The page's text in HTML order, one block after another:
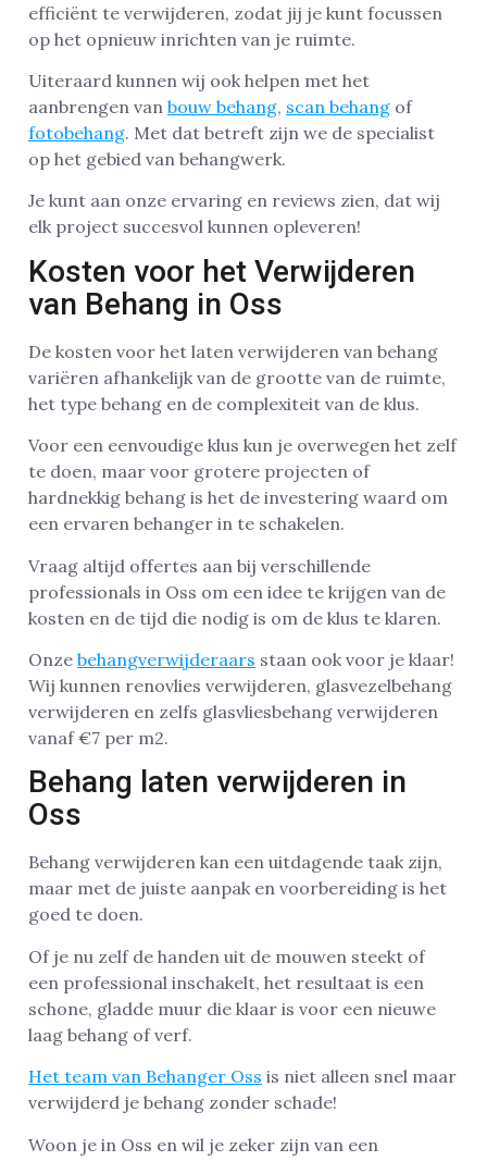
efficiënt te verwijderen, zodat jij je kunt focussen
op het opnieuw inrichten van je ruimte.
Uiteraard kunnen wij ook helpen met het
aanbrengen van bouw behang, scan behang of
fotobehang. Met dat betreft zijn we de specialist
op het gebied van behangwerk.
Je kunt aan onze ervaring en reviews zien, dat wij
elk project succesvol kunnen opleveren!
Kosten voor het Verwijderen
van Behang in Oss
De kosten voor het laten verwijderen van behang
variëren afhankelijk van de grootte van de ruimte,
het type behang en de complexiteit van de klus.
Voor een eenvoudige klus kun je overwegen het zelf
te doen, maar voor grotere projecten of
hardnekkig behang is het de investering waard om
een ervaren behanger in te schakelen.
Vraag altijd offertes aan bij verschillende
professionals in Oss om een idee te krijgen van de
kosten en de tijd die nodig is om de klus te klaren.
Onze behangverwijderaars staan ook voor je klaar!
Wij kunnen renovlies verwijderen, glasvezelbehang
verwijderen en zelfs glasvliesbehang verwijderen
vanaf €7 per m2.
Behang laten verwijderen in
Oss
Behang verwijderen kan een uitdagende taak zijn,
maar met de juiste aanpak en voorbereiding is het
goed te doen.
Of je nu zelf de handen uit de mouwen steekt of
een professional inschakelt, het resultaat is een
schone, gladde muur die klaar is voor een nieuwe
laag behang of verf.
Het team van Behanger Oss is niet alleen snel maar
verwijderd je behang zonder schade!
Woon je in Oss en wil je zeker zijn van een